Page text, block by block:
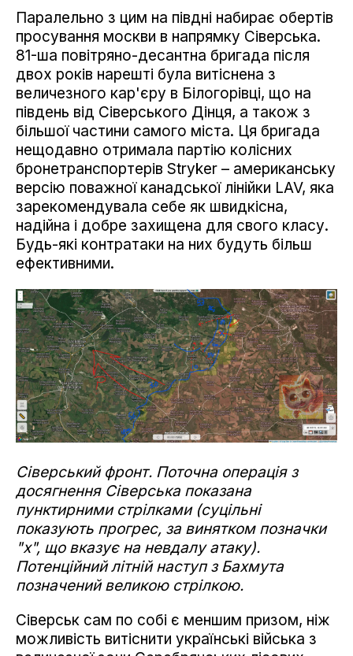
Паралельно з цим на півдні набирає обертів
просування москви в напрямку Сіверська.
81-ша повітряно-десантна бригада після
двох років нарешті була витіснена з
величезного кар'єру в Білогорівці, що на
південь від Сіверського Дінця, а також з
більшої частини самого міста. Ця бригада
нещодавно отримала партію колісних
бронетранспортерів Stryker – американську
версію поважної канадської лінійки LAV, яка
зарекомендувала себе як швидкісна,
надійна і добре захищена для свого класу.
Будь-які контратаки на них будуть більш
ефективними.
Сіверський фронт. Поточна операція з
досягнення Сіверська показана
пунктирними стрілками (суцільні
показують прогрес, за винятком позначки
"х", що вказує на невдалу атаку).
Потенційний літній наступ з Бахмута
позначений великою стрілкою.
Сіверськ сам по собі є меншим призом, ніж
можливість витіснити українські війська з